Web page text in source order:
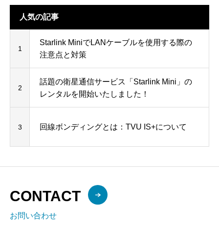
人気の記事
1
Starlink MiniでLANケーブルを使用する際の
注意点と対策
2
話題の衛星通信サービス「Starlink Mini」の
レンタルを開始いたしました！
3 回線ボンディングとは：TVU IS+について
CONTACT
お問い合わせ